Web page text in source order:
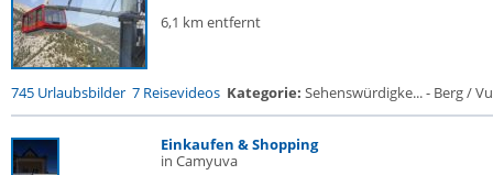
6,1 km entfernt
745 Urlaubsbilder 7 Reisevideos Kategorie: Sehenswürdigke... - Berg /
Einkaufen & Shopping
in Camyuva